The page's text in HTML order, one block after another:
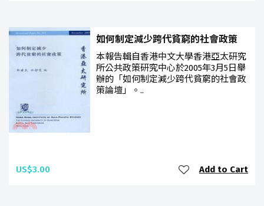
如何制定減少跨代貧窮的社會政策
本報告輯自香港中文大學香港亞太研究
所公共政策研究中心於2005年3月5日舉
辦的「如何制定減少跨代貧窮的社會政
策論壇」。..
US$3.00 Add to Cart